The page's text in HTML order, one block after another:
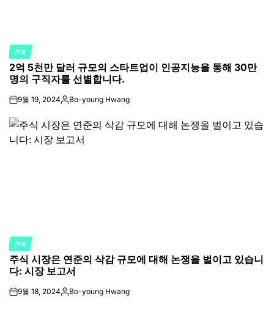
POSTED
IN
경제
2억 5천만 달러 규모의 스타트업이 인공지능을 통해 30만
명의 구직자를 선별합니다.
on9월 19, 2024Posted
Bo-young Hwang
POSTED
IN
경제
주식 시장은 연준의 삭감 규모에 대해 논쟁을 벌이고 있습니
다: 시장 보고서
on9월 18, 2024Posted
Bo-young Hwang